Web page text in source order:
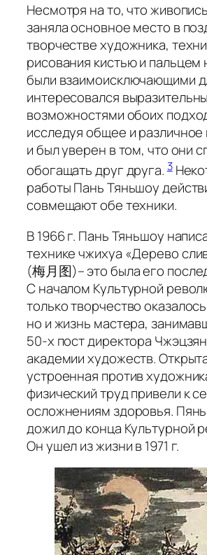
Несмотря на то, что
заняла основное место в
творчестве художника,
рисования кистью и пальцем
были взаимоисключающими
интересовался
возможностями обоих
исследуя общее и
и был уверен в том, что они
обогащать друг друга.3
работы Пань Тяньшоу
совмещают обе техники.
В 1966 г. Пань Тяньшоу
техникечжихуа «Дерево
(梅月图)– это была его
С началом Культурной
только творчество
но и жизнь мастера,
50-х пост директора
академии художеств.
устроенная против
физический труд привели к
осложнениям здоровья.
дожил до конца Культурной
Он ушел из жизни в 1971 г.